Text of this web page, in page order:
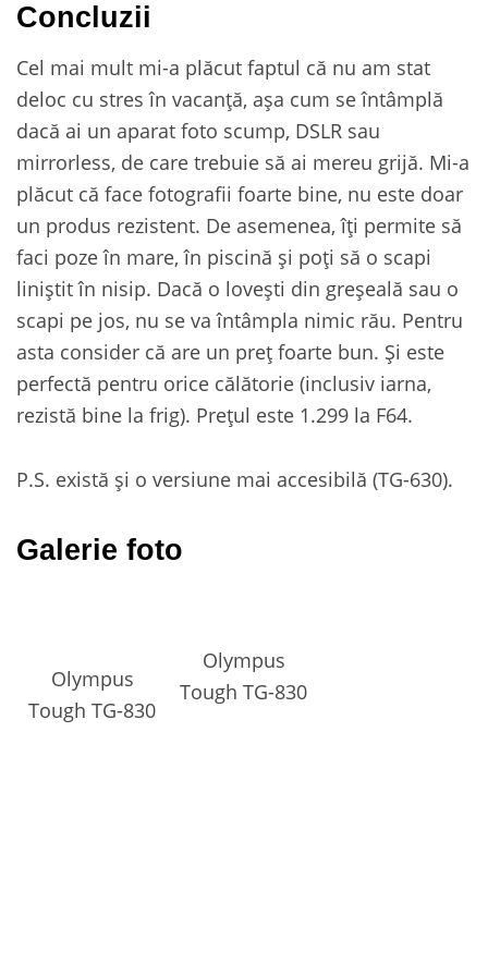
Concluzii
Cel mai mult mi-a plăcut faptul că nu am stat
deloc cu stres în vacanță, așa cum se întâmplă
dacă ai un aparat foto scump, DSLR sau
mirrorless, de care trebuie să ai mereu grijă. Mi-a
plăcut că face fotografii foarte bine, nu este doar
un produs rezistent. De asemenea, îți permite să
faci poze în mare, în piscină și poți să o scapi
liniștit în nisip. Dacă o lovești din greșeală sau o
scapi pe jos, nu se va întâmpla nimic rău. Pentru
asta consider că are un preț foarte bun. Și este
perfectă pentru orice călătorie (inclusiv iarna,
rezistă bine la frig). Prețul este 1.299 la F64.
P.S. există și o versiune mai accesibilă (TG-630).
Galerie foto
Olympus
Tough TG-830
Olympus
Tough TG-830